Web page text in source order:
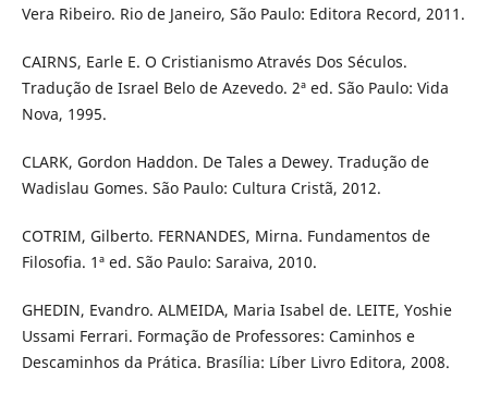
Vera Ribeiro. Rio de Janeiro, São Paulo: Editora Record, 2011.
CAIRNS, Earle E. O Cristianismo Através Dos Séculos.
Tradução de Israel Belo de Azevedo. 2ª ed. São Paulo: Vida
Nova, 1995.
CLARK, Gordon Haddon. De Tales a Dewey. Tradução de
Wadislau Gomes. São Paulo: Cultura Cristã, 2012.
COTRIM, Gilberto. FERNANDES, Mirna. Fundamentos de
Filosofia. 1ª ed. São Paulo: Saraiva, 2010.
GHEDIN, Evandro. ALMEIDA, Maria Isabel de. LEITE, Yoshie
Ussami Ferrari. Formação de Professores: Caminhos e
Descaminhos da Prática. Brasília: Líber Livro Editora, 2008.